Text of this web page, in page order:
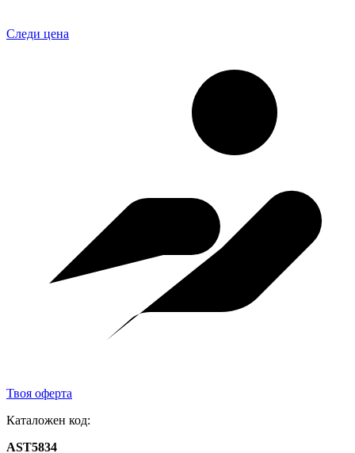
Следи цена
Твоя оферта
Каталожен код:
AST5834